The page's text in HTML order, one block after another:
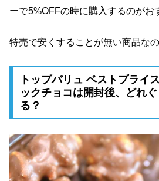
ーで5%OFFの時に購入するのがお
特売で安くすることが無い商品なの
トップバリュ ベストプライ
ックチョコは開封後、どれ
る？